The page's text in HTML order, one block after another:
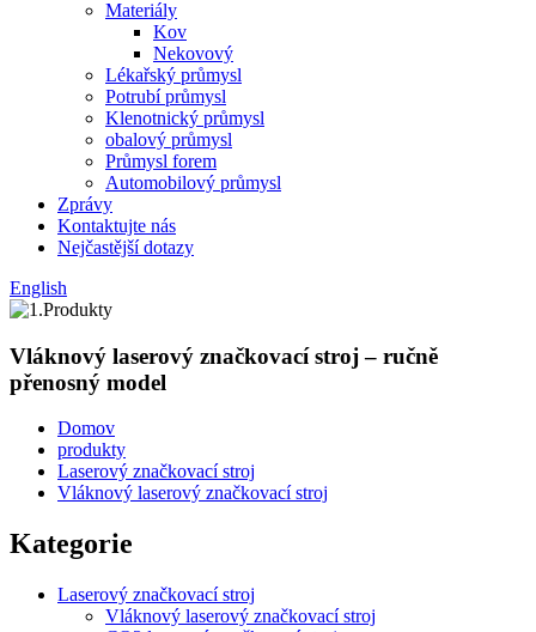
Materiály
Kov
Nekovový
Lékařský průmysl
Potrubí průmysl
Klenotnický průmysl
obalový průmysl
Průmysl forem
Automobilový průmysl
Zprávy
Kontaktujte nás
Nejčastější dotazy
English
Vláknový laserový značkovací stroj – ručně
přenosný model
Domov
produkty
Laserový značkovací stroj
Vláknový laserový značkovací stroj
Kategorie
Laserový značkovací stroj
Vláknový laserový značkovací stroj